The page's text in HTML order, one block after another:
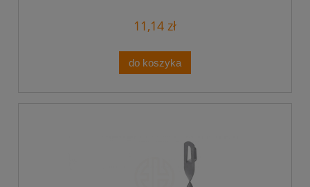
11,14 zł
do koszyka